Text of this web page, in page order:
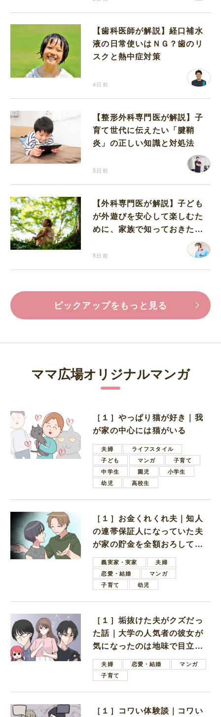
【歯科医師が解説】経口補水
液の日常使いはＮＧ？歯のリ
スクと熱中症対策
4日前
【整形外科専門医が解説】子
育て世代に伝えたい「腱鞘
炎」の正しい知識と対処法
5日前
【外科専門医が解説】子ども
が外遊びを安心して楽しむた
めに、家族で知っておきたい
5日前
ピックアップをもっと見る
ママ広場オリジナルマンガ
［１］やっぱり猫が好き｜我
が家の中心には猫がいる
夫婦
ライフスタイル
子ども
マンガ
子育て
中学生
園児
小学生
幼児
高校生
［１］お金くれくれ夫｜知人
の連帯保証人になっていた夫
が家の貯金を全額おろしてほ
しいと言ってきた
義実家・実家
夫婦
恋愛・結婚
マンガ
子育て
幼児
［１］垢抜けた夫がクズだっ
た話｜大学の人気者の彼女が
気になったのは地味で目立た
ない男子学生
夫婦 恋愛・結婚
マンガ
子育て
［１］コワい体験談｜コワい